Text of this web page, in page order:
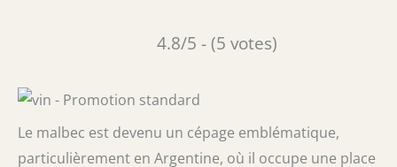
4.8/5 - (5 votes)
Le malbec est devenu un cépage emblématique,
particulièrement en Argentine, où il occupe une place